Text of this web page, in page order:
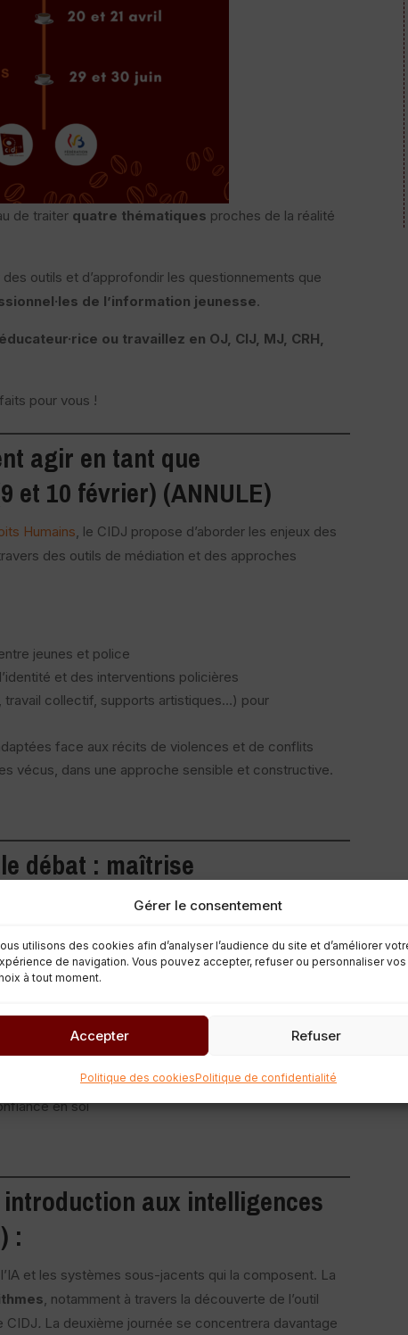
Gérer le consentement
utilisons des cookies afin d’analyser l’audience du site et d’améliorer
de navigation. Vous pouvez accepter, refuser ou personnaliser vos
à tout moment.
Accepter Refuser
Politique des cookiesPolitique de confidentialité
de traiter quatre thématiques proches de la réalité
outils et d’approfondir les questionnements que
de l’information jeunesse.
ou travaillez en OJ, CIJ, MJ, CRH,
pour vous !
agir en tant que
et 10 février) (ANNULE)
Humains, le CIDJ propose d’aborder les enjeux des
des outils de médiation et des approches
jeunes et police
et des interventions policières
collectif, supports artistiques…) pour
face aux récits de violences et de conflits
vécus, dans une approche sensible et constructive.
le débat : maîtrise
(16 et 17 février) :
terrain pour qu’iels puissent former et accompagner
verbale.
dans une perspective éducative
en soi
aux intelligences
:
et les systèmes sous-jacents qui la composent. La
, notamment à travers la découverte de l’outil
CIDJ. La deuxième journée se concentrera davantage